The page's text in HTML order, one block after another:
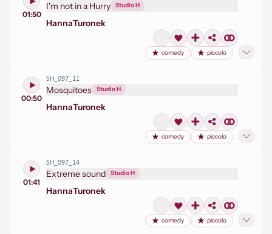
01:50
I'm not in a Hurry Studio H
HannaTuronek
comedy piccolo
00:50
SH_097_11
Mosquitoes Studio H
HannaTuronek
comedy piccolo
01:41
SH_097_14
Extreme sound Studio H
HannaTuronek
comedy piccolo